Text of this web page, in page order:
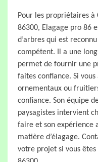
Pour les propriétaires
86300, Elagage pro 86
d’arbres qui est
compétent. Il a une
permet de fournir une
faites confiance. Si vous
ornementaux ou
confiance. Son équipe
paysagistes intervient
faire et son expérience
matière d’élagage.
votre projet si vous